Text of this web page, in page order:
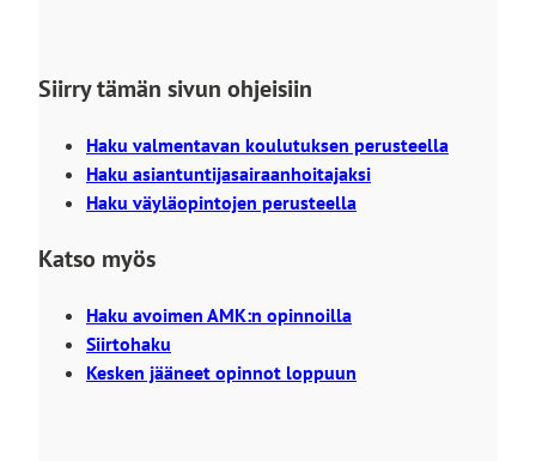
Siirry tämän sivun ohjeisiin
Haku valmentavan koulutuksen perusteella
Haku asiantuntijasairaanhoitajaksi
Haku väyläopintojen perusteella
Katso myös
Haku avoimen AMK:n opinnoilla
Siirtohaku
Kesken jääneet opinnot loppuun